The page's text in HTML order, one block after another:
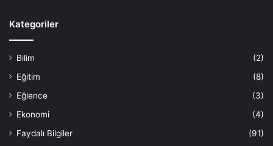
Kategoriler
Bilim
(2)
Eğitim
(8)
Eğlence
(3)
Ekonomi
(4)
Faydalı Bilgiler
(91)